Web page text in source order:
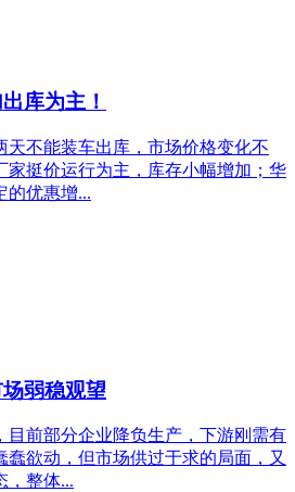
库为主！
天不能装车出库，市场价格变化不
家挺价运行为主，库存小幅增加；华
的优惠增...
弱稳观望
目前部分企业降负生产，下游刚需有
蠢欲动，但市场供过于求的局面，又
，整体...